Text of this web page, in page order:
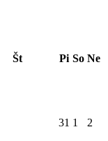
Št Pi So Ne
31 1 2